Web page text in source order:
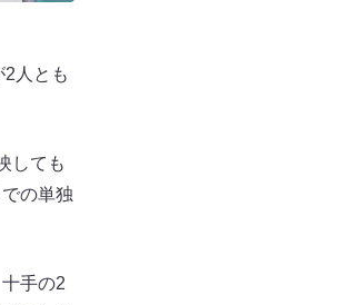
人とも
しても
の単独
手の2